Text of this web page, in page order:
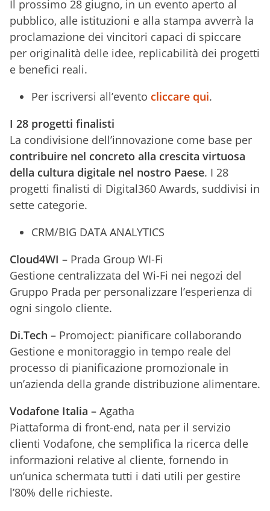
Il prossimo 28 giugno, in un evento aperto al
pubblico, alle istituzioni e alla stampa avverrà la
proclamazione dei vincitori capaci di spiccare
per originalità delle idee, replicabilità dei progetti
e benefici reali.
Per iscriversi all’evento cliccare qui.
I 28 progetti finalisti
La condivisione dell’innovazione come base per
contribuire nel concreto alla crescita virtuosa
della cultura digitale nel nostro Paese. I 28
progetti finalisti di Digital360 Awards, suddivisi in
sette categorie.
CRM/BIG DATA ANALYTICS
Cloud4WI – Prada Group WI-Fi
Gestione centralizzata del Wi-Fi nei negozi del
Gruppo Prada per personalizzare l’esperienza di
ogni singolo cliente.
Di.Tech – Promoject: pianificare collaborando
Gestione e monitoraggio in tempo reale del
processo di pianificazione promozionale in
un’azienda della grande distribuzione alimentare.
Vodafone Italia – Agatha
Piattaforma di front-end, nata per il servizio
clienti Vodafone, che semplifica la ricerca delle
informazioni relative al cliente, fornendo in
un’unica schermata tutti i dati utili per gestire
l’80% delle richieste.